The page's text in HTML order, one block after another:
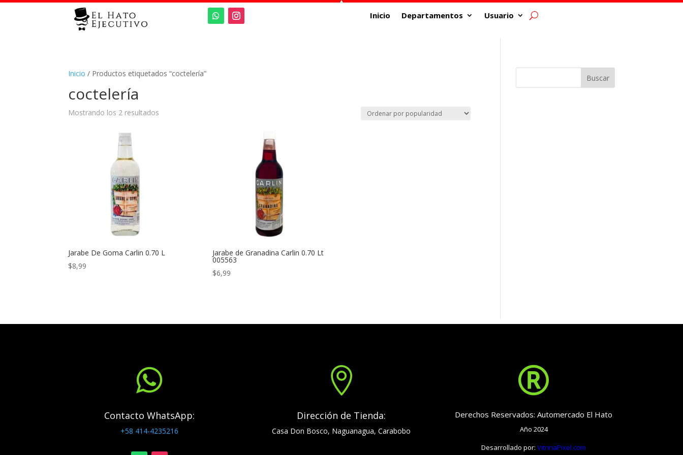
Inicio Departamentos Usuario
Inicio / Productos etiquetados “coctelería”
coctelería
Mostrando los 2 resultados
Jarabe De Goma Carlin 0.70 L
$8,99
Jarabe de Granadina Carlin 0.70 Lt
005563
$6,99
Buscar

Contacto WhatsApp:
+58 414-4235216

Dirección de Tienda:
Casa Don Bosco, Naguanagua, Carabobo

Derechos Reservados: Automercado El Hato
Año 2024
Desarrollado por:VitrinaPixel.com